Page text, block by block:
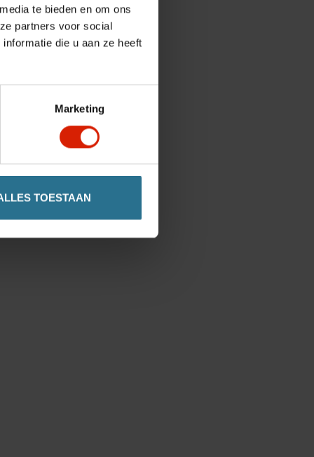
te bieden en om ons
partners voor social
die u aan ze heeft
Marketing
TOESTAAN